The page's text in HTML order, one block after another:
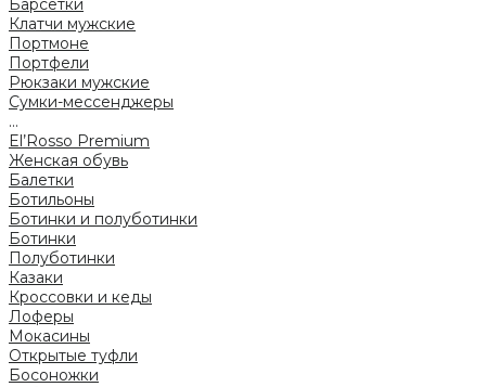
Барсетки
Клатчи мужские
Портмоне
Портфели
Рюкзаки мужские
Сумки-мессенджеры
...
El’Rosso Premium
Женская обувь
Балетки
Ботильоны
Ботинки и полуботинки
Ботинки
Полуботинки
Казаки
Кроссовки и кеды
Лоферы
Мокасины
Открытые туфли
Босоножки